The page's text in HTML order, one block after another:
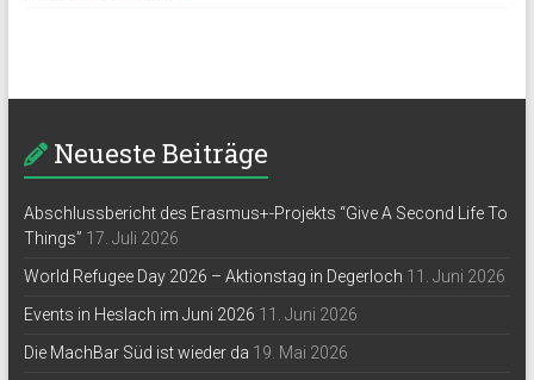
Neueste Beiträge
Abschlussbericht des Erasmus+-Projekts “Give A Second Life To
Things” 17. Juli 2026
World Refugee Day 2026 – Aktionstag in Degerloch 11. Juni 2026
Events in Heslach im Juni 2026 11. Juni 2026
Die MachBar Süd ist wieder da 19. Mai 2026